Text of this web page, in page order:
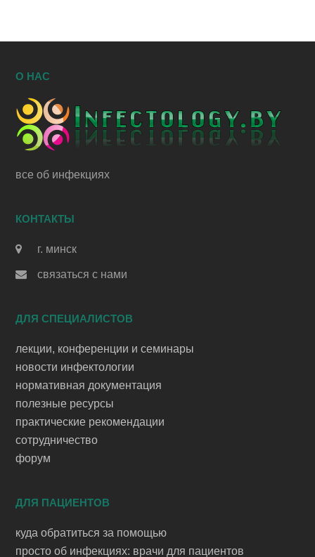
О НАС
все об инфекциях
КОНТАКТЫ
г. минск
связаться с нами
ДЛЯ СПЕЦИАЛИСТОВ
лекции, конференции и семинары
новости инфектологии
нормативная документация
полезные ресурсы
практические рекомендации
сотрудничество
форум
ДЛЯ ПАЦИЕНТОВ
куда обратиться за помощью
просто об инфекциях: врачи для пациентов